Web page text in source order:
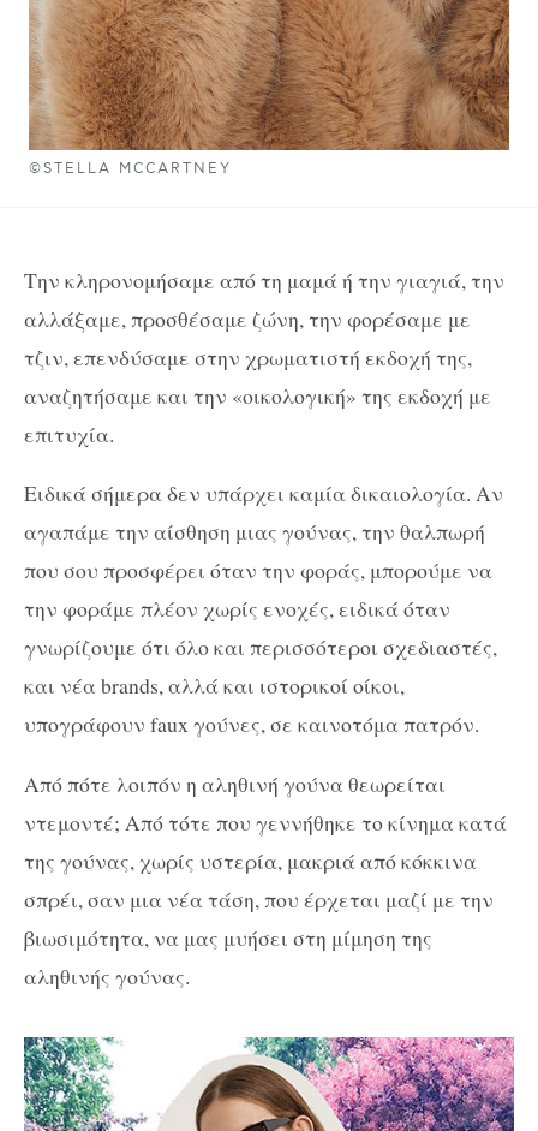
©STELLA MCCARTNEY
Την κληρονομήσαμε από τη μαμά ή την γιαγιά, την
αλλάξαμε, προσθέσαμε ζώνη, την φορέσαμε με
τζιν, επενδύσαμε στην χρωματιστή εκδοχή της,
αναζητήσαμε και την «οικολογική» της εκδοχή με
επιτυχία.
Ειδικά σήμερα δεν υπάρχει καμία δικαιολογία. Αν
αγαπάμε την αίσθηση μιας γούνας, την θαλπωρή
που σου προσφέρει όταν την φοράς, μπορούμε να
την φοράμε πλέον χωρίς ενοχές, ειδικά όταν
γνωρίζουμε ότι όλο και περισσότεροι σχεδιαστές,
και νέα brands, αλλά και ιστορικοί οίκοι,
υπογράφουν faux γούνες, σε καινοτόμα πατρόν.
Από πότε λοιπόν η αληθινή γούνα θεωρείται
ντεμοντέ; Από τότε που γεννήθηκε το κίνημα κατά
της γούνας, χωρίς υστερία, μακριά από κόκκινα
σπρέι, σαν μια νέα τάση, που έρχεται μαζί με την
βιωσιμότητα, να μας μυήσει στη μίμηση της
αληθινής γούνας.